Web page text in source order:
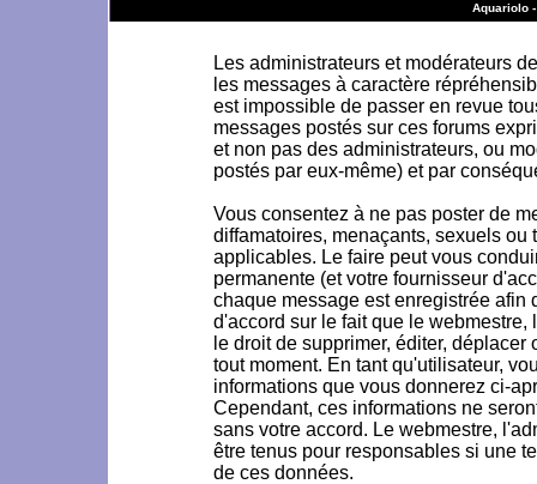
Aquariolo
Les administrateurs et modérateurs
les messages à caractère
est impossible de passer en revue
messages postés sur ces forums
et non pas des administrateurs, ou
postés par eux-même) et par
Vous consentez à ne pas poster de
diffamatoires, menaçants, sexuels
applicables. Le faire peut vous
permanente (et votre fournisseur
chaque message est enregistrée afin
d'accord sur le fait que le
le droit de supprimer, éditer,
tout moment. En tant qu'utilisateur,
informations que vous donnerez ci-
Cependant, ces informations ne
sans votre accord. Le webmestre,
être tenus pour responsables si une
de ces données.